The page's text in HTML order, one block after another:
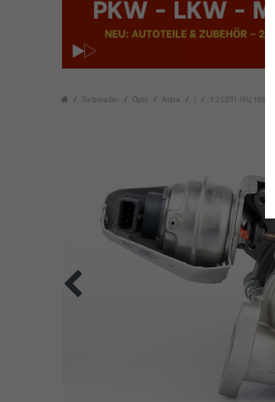
Turbolader Opel Astra J 1.7 CDTI 16V, 1686